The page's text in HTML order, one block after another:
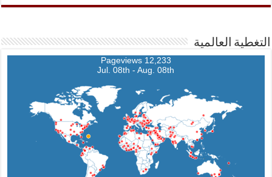
التغطية العالمية
12,233 Pageviews
Jul. 08th - Aug. 08th